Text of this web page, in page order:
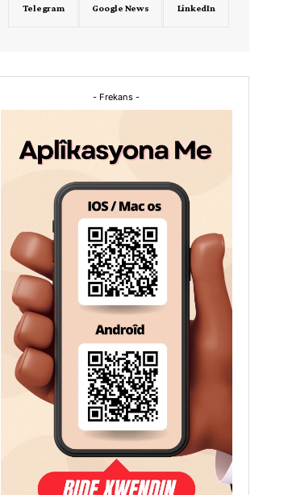
Telegram Google News LinkedIn
- Frekans -